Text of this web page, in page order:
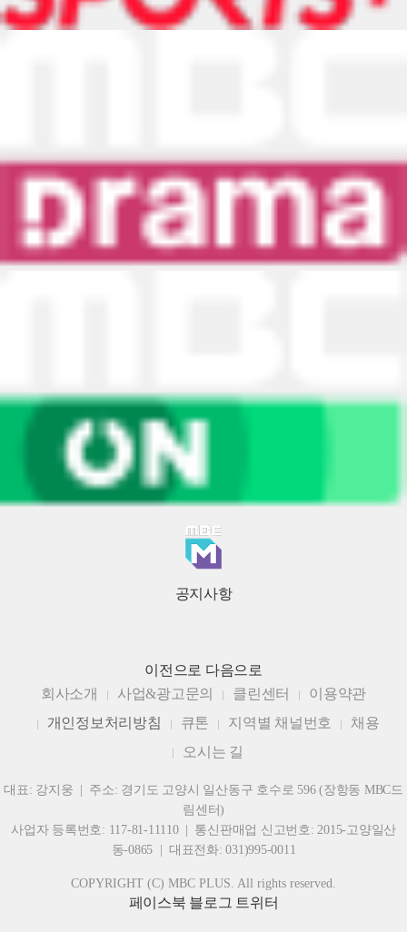
공지사항
이전으로 다음으로
회사소개
사업&광고문의 클린센터
이용약관
개인정보처리방침
큐톤 지역별 채널번호
채용
오시는 길
대표: 강지웅 | 주소: 경기도 고양시 일산동구 호수로 596 (장항동 MBC드
림센터)
사업자 등록번호: 117-81-11110 | 통신판매업 신고번호: 2015-고양일산
동-0865 | 대표전화: 031)995-0011
COPYRIGHT (C) MBC PLUS. All rights reserved.
페이스북 블로그 트위터